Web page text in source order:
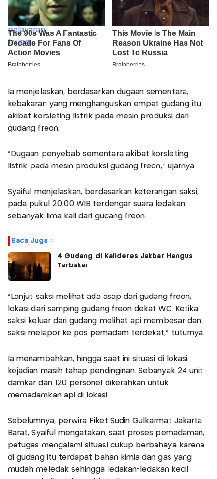
Ia menjelaskan, berdasarkan dugaan sementara,
kebakaran yang menghanguskan empat gudang itu
akibat korsleting listrik pada mesin produksi dari
gudang freon.
“Dugaan penyebab sementara akibat korsleting
listrik pada mesin produksi gudang freon,” ujarnya.
Syaiful menjelaskan, berdasarkan keterangan saksi,
pada pukul 20.00 WIB terdengar suara ledakan
sebanyak lima kali dari gudang freon.
Baca Juga :
4 Gudang di Kalideres Jakbar Hangus
Terbakar
“Lanjut saksi melihat ada asap dari gudang freon,
lokasi dari samping gudang freon dekat WC. Ketika
saksi keluar dari gudang melihat api membesar dan
saksi melapor ke pos pemadam terdekat,” tuturnya.
Ia menambahkan, hingga saat ini situasi di lokasi
kejadian masih tahap pendinginan. Sebanyak 24 unit
damkar dan 120 personel dikerahkan untuk
memadamkan api di lokasi.
Sebelumnya, perwira Piket Sudin Gulkarmat Jakarta
Barat, Syaiful mengatakan, saat proses pemadaman,
petugas mengalami situasi cukup berbahaya karena
di gudang itu terdapat bahan kimia dan gas yang
mudah meledak sehingga ledakan-ledakan kecil